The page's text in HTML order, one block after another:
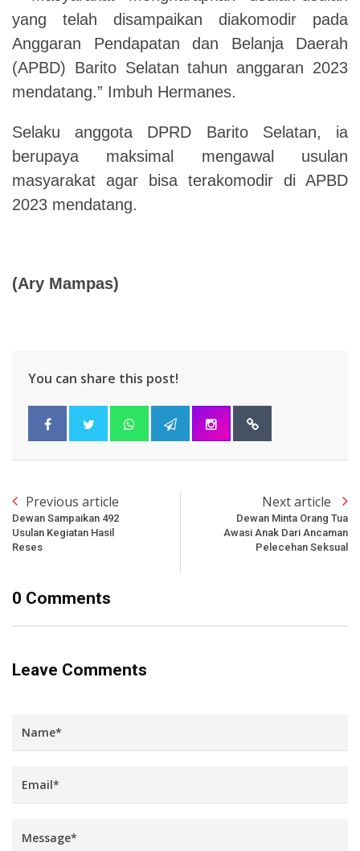
yang telah disampaikan diakomodir pada
Anggaran Pendapatan dan Belanja Daerah
(APBD) Barito Selatan tahun anggaran 2023
mendatang.” Imbuh Hermanes.
Selaku anggota DPRD Barito Selatan, ia
berupaya maksimal mengawal usulan
masyarakat agar bisa terakomodir di APBD
2023 mendatang.
(Ary Mampas)
You can share this post!
Previous article
Dewan Sampaikan 492
Usulan Kegiatan Hasil
Reses
Next article
Dewan Minta Orang Tua
Awasi Anak Dari Ancaman
Pelecehan Seksual
0 Comments
Leave Comments